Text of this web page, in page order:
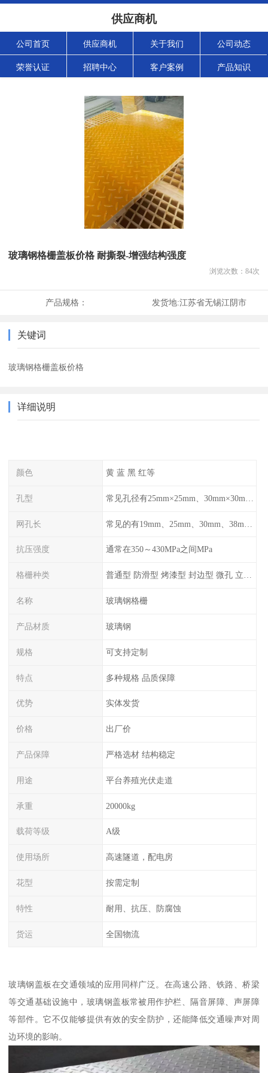
供应商机
公司首页 供应商机 关于我们 公司动态
荣誉认证 招聘中心 客户案例 产品知识
玻璃钢格栅盖板价格 耐撕裂-增强结构强度
浏览次数： 84次
产品规格： 发货地:江苏省无锡江阴市
关键词
玻璃钢格栅盖板价格
详细说明
颜色 黄 蓝 黑 红等
孔型
网孔长
抗压强度 通常在350～430MPa之间MPa
格栅种类 普通型 防滑型 ‌烤漆型 封边型 ‌微孔 立体 加砂覆面型 平面型
名称 玻璃钢格栅
产品材质 玻璃钢
规格 可支持定制
特点 多种规格 品质保障
优势 实体发货
价格 出厂价
产品保障 严格选材 结构稳定
用途 平台养殖光伏走道
承重 20000kg
载荷等级 A级
使用场所 高速隧道，配电房
花型 按需定制
特性 耐用、抗压、防腐蚀
货运 全国物流
玻璃钢盖板在交通领域的应用同样广泛。在高速公路、铁路、桥梁
等交通基础设施中，玻璃钢盖板常被用作护栏、隔音屏障、声屏障
等部件。它不仅能够提供有效的安全防护，还能降低交通噪声对周
边环境的影响。